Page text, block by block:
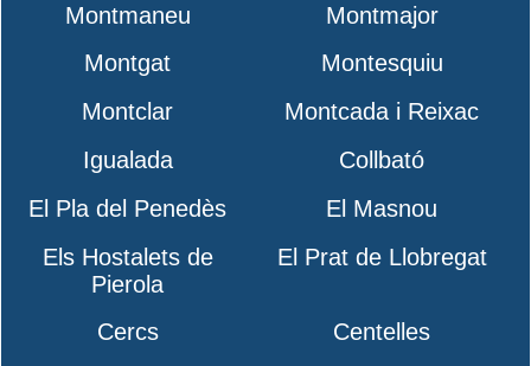
Montmaneu
Montmajor
Montgat
Montesquiu
Montclar
Montcada i Reixac
Igualada
Collbató
El Pla del Penedès
El Masnou
Els Hostalets de
Pierola
El Prat de Llobregat
Cercs
Centelles